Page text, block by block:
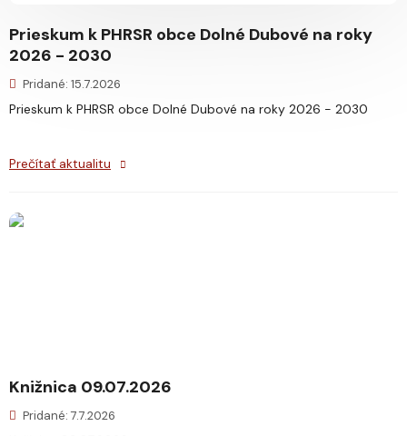
Prieskum k PHRSR obce Dolné Dubové na roky
2026 - 2030
Pridané: 15.7.2026
Prieskum k PHRSR obce Dolné Dubové na roky 2026 - 2030
Prečítať aktualitu
Knižnica 09.07.2026
Pridané: 7.7.2026